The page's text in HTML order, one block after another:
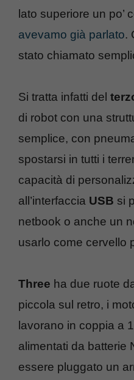
lato superiore un po’
avevamo già parlato.
stato chiamato
Si tratta infatti del
di robot con una
semplice, con
spostarsi in tutti i
capacità di
all’interfaccia USB si
netbook o anche un
usarlo come cervello
Three ha due ruote
piccola sul retro, i
lavorano in coppia a
alimentati da batterie
essere pluggato un